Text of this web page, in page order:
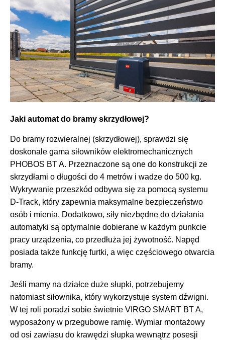
Jaki automat do bramy skrzydłowej?
Do bramy rozwieralnej (skrzydłowej), sprawdzi się
doskonale gama siłowników elektromechanicznych
PHOBOS BT A. Przeznaczone są one do konstrukcji ze
skrzydłami o długości do 4 metrów i wadze do 500 kg.
Wykrywanie przeszkód odbywa się za pomocą systemu
D-Track, który zapewnia maksymalne bezpieczeństwo
osób i mienia. Dodatkowo, siły niezbędne do działania
automatyki są optymalnie dobierane w każdym punkcie
pracy urządzenia, co przedłuża jej żywotność. Napęd
posiada także funkcję furtki, a więc częściowego otwarcia
bramy.
Jeśli mamy na działce duże słupki, potrzebujemy
natomiast siłownika, który wykorzystuje system dźwigni.
W tej roli poradzi sobie świetnie VIRGO SMART BT A,
wyposażony w przegubowe ramię. Wymiar montażowy
od osi zawiasu do krawędzi słupka wewnątrz posesji